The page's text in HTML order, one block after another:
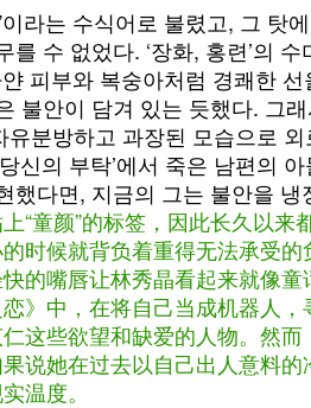
이라는 수식어로 불렸고, 그
를 수 없었다. ‘장화, 홍련’의
피부와 복숭아처럼 경쾌한
불안이 담겨 있는 듯했다. 그
유분방하고 과장된 모습으로
신의 부탁’에서 죽은 남편의
했다면, 지금의 그는 불안을
“童颜”的标签，因此长久以
时候就背负着重得无法承受
的嘴唇让林秀晶看起来就像
》中，在将自己当成机器人
这些欲望和缺爱的人物。然
说她在过去以自己出人意料
温度。